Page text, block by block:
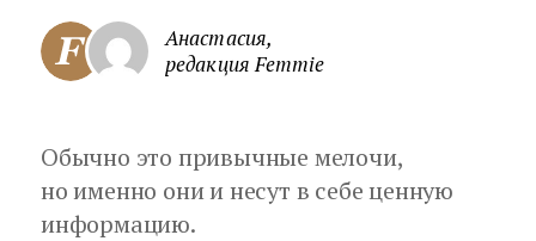
Анастасия,
редакция Femmie
Обычно это привычные мелочи,
но именно они и несут в себе ценную
информацию.